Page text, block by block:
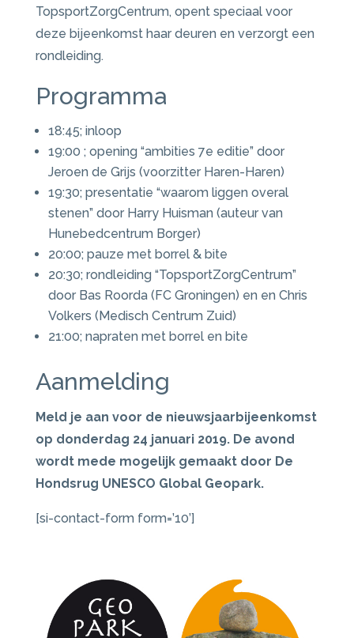
TopsportZorgCentrum, opent speciaal voor
deze bijeenkomst haar deuren en verzorgt een
rondleiding.
Programma
18:45; inloop
19:00 ; opening “ambities 7e editie” door
Jeroen de Grijs (voorzitter Haren-Haren)
19:30; presentatie “waarom liggen overal
stenen” door Harry Huisman (auteur van
Hunebedcentrum Borger)
20:00; pauze met borrel & bite
20:30; rondleiding “TopsportZorgCentrum”
door Bas Roorda (FC Groningen) en en Chris
Volkers (Medisch Centrum Zuid)
21:00; napraten met borrel en bite
Aanmelding
Meld je aan voor de nieuwsjaarbijeenkomst
op donderdag 24 januari 2019. De avond
wordt mede mogelijk gemaakt door De
Hondsrug UNESCO Global Geopark.
[si-contact-form form=’10’]